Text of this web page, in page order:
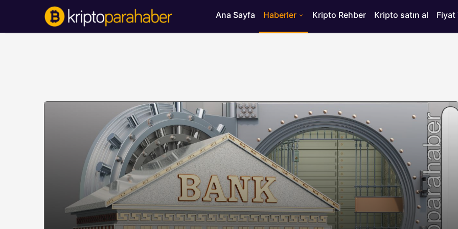
Ana Sayfa Haberler Kripto Rehber Kripto satın al Fiyat
BITCOIN HABERLERI HABERLER